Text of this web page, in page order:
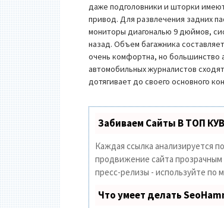
даже подголовники и шторки
привод. Для развлечения задних
мониторы диагональю 9 дюймов,
назад. Объем багажника
очень комфортна, но большинство
автомобильных журналистов
дотягивает до своего основного
Забиваем Сайты В ТОП
Каждая ссылка анализируется
продвижение сайта
пресс-релизы - используйте по
Что умеет делать